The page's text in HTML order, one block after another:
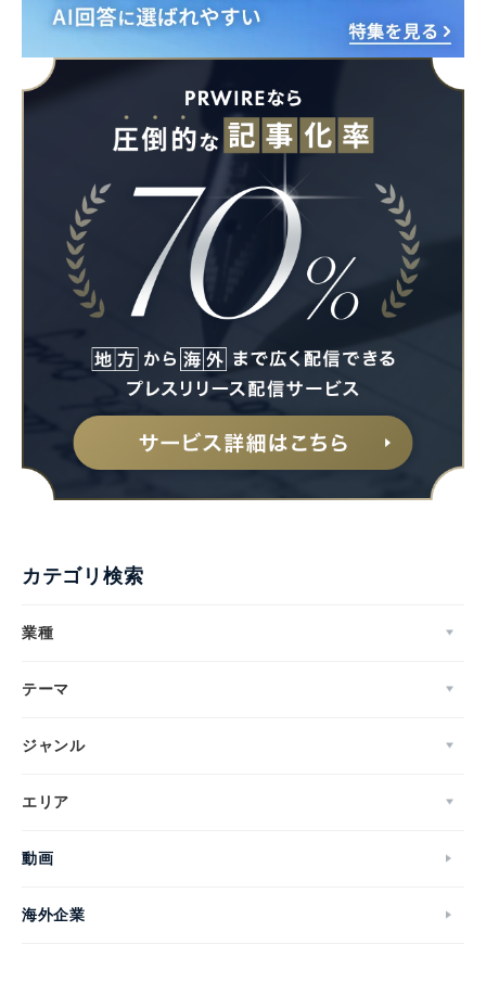
カテゴリ検索
業種
テーマ
ジャンル
エリア
動画
海外企業